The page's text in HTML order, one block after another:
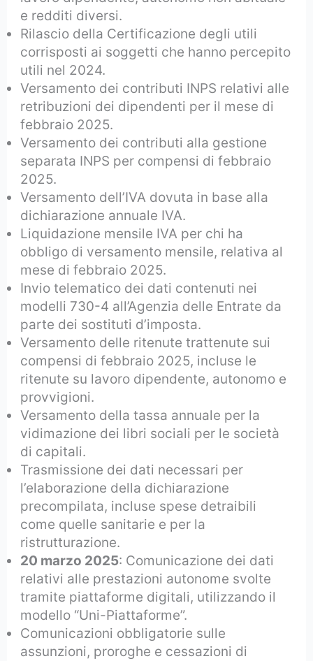
e redditi diversi.
Rilascio della Certificazione degli utili
corrisposti ai soggetti che hanno percepito
utili nel 2024.
Versamento dei contributi INPS relativi alle
retribuzioni dei dipendenti per il mese di
febbraio 2025.
Versamento dei contributi alla gestione
separata INPS per compensi di febbraio
2025.
Versamento dell’IVA dovuta in base alla
dichiarazione annuale IVA.
Liquidazione mensile IVA per chi ha
obbligo di versamento mensile, relativa al
mese di febbraio 2025.
Invio telematico dei dati contenuti nei
modelli 730-4 all’Agenzia delle Entrate da
parte dei sostituti d’imposta.
Versamento delle ritenute trattenute sui
compensi di febbraio 2025, incluse le
ritenute su lavoro dipendente, autonomo e
provvigioni.
Versamento della tassa annuale per la
vidimazione dei libri sociali per le società
di capitali.
Trasmissione dei dati necessari per
l’elaborazione della dichiarazione
precompilata, incluse spese detraibili
come quelle sanitarie e per la
ristrutturazione.
20 marzo 2025: Comunicazione dei dati
relativi alle prestazioni autonome svolte
tramite piattaforme digitali, utilizzando il
modello “Uni-Piattaforme”.
Comunicazioni obbligatorie sulle
assunzioni, proroghe e cessazioni di